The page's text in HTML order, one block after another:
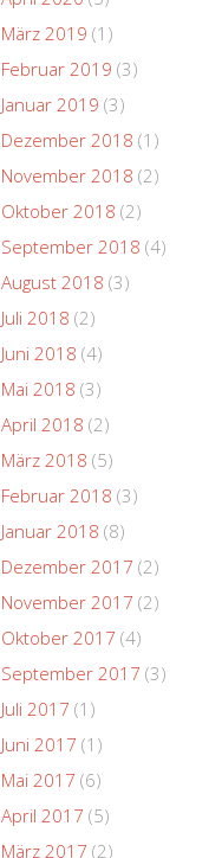
März 2019 (1)
Februar 2019 (3)
Januar 2019 (3)
Dezember 2018 (1)
November 2018 (2)
Oktober 2018 (2)
September 2018 (4)
August 2018 (3)
Juli 2018 (2)
Juni 2018 (4)
Mai 2018 (3)
April 2018 (2)
März 2018 (5)
Februar 2018 (3)
Januar 2018 (8)
Dezember 2017 (2)
November 2017 (2)
Oktober 2017 (4)
September 2017 (3)
Juli 2017 (1)
Juni 2017 (1)
Mai 2017 (6)
April 2017 (5)
März 2017 (2)